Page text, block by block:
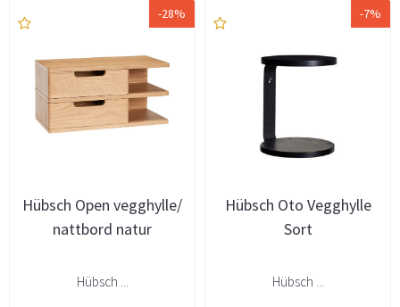
-28%
Hübsch Open vegghylle/
nattbord natur
Hübsch ...
-7%
Hübsch Oto Vegghylle
Sort
Hübsch ...